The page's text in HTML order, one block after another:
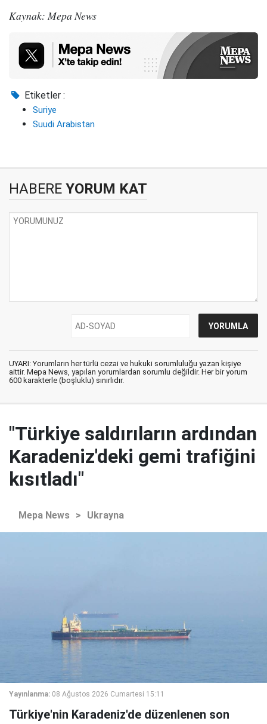
Kaynak: Mepa News
Etiketler :
Suriye
Suudi Arabistan
HABERE YORUM KAT
UYARI: Yorumların her türlü cezai ve hukuki sorumluluğu yazan kişiye
aittir. Mepa News, yapılan yorumlardan sorumlu değildir. Her bir yorum
600 karakterle (boşluklu) sınırlıdır.
"Türkiye saldırıların ardından
Karadeniz'deki gemi trafiğini
kısıtladı"
Mepa News > Ukrayna
Yayınlanma: 08 Ağustos 2026 Cumartesi 15:11
Türkiye'nin Karadeniz'de düzenlenen son